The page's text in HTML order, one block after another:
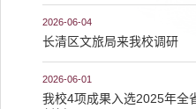
2026-06-04
长清区文旅局来我校调研
2026-06-01
我校4项成果入选2025年全